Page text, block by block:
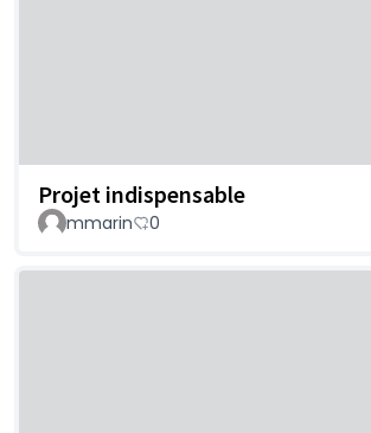
Projet indispensable
mmarin 0